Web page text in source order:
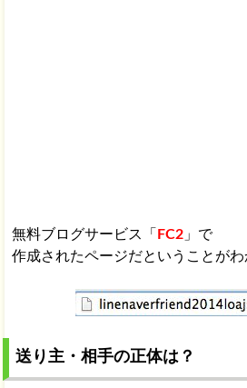
無料ブログサービス「 FC2」で
作成されたページだということがわ
送り主・相手の正体は？